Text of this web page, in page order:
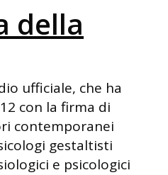
della
ufficiale, che ha
con la firma di
contemporanei
gestaltisti
e psicologici